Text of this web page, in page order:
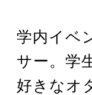
学内イベ
サー。学
好きなオ